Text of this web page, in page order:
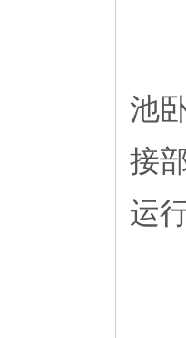
池
接
运